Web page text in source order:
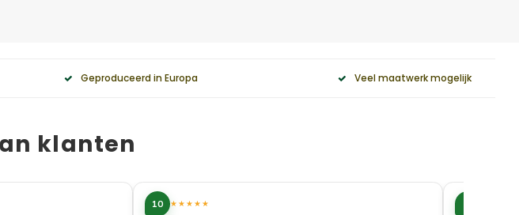
Geproduceerd in Europa Veel maatwerk mogelijk
klanten
10 ★★★★★